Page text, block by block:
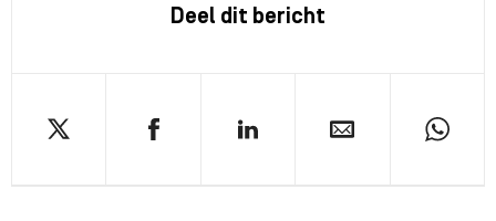
Deel dit bericht